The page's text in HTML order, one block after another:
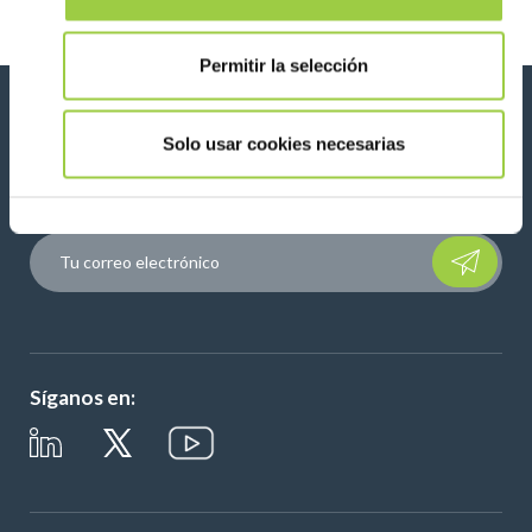
Permitir la selección
Solo usar cookies necesarias
Novedades, servicios, productos, ...
¡Manténgase conectado con nuestro boletín de
noticias!
Please
Síganos en: